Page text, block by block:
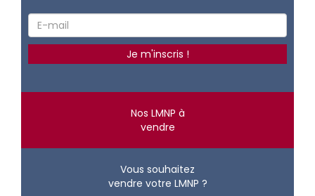
Nos LMNP à
vendre
Vous souhaitez
vendre votre LMNP ?